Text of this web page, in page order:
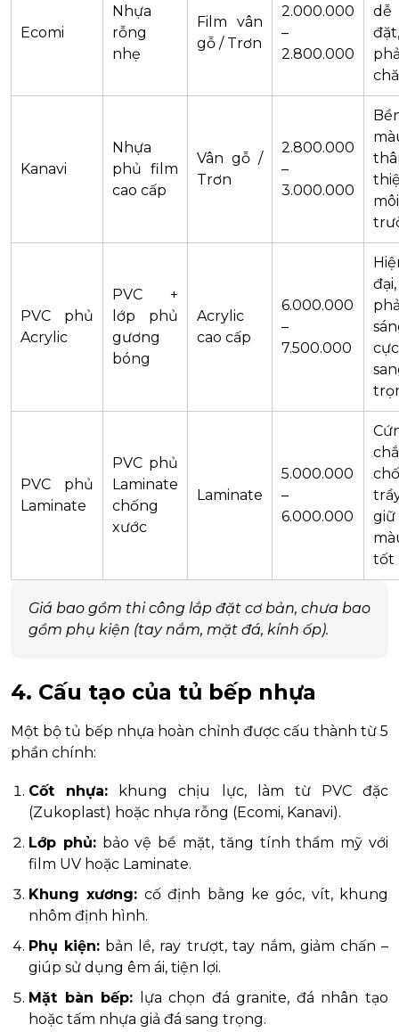
Ecomi
Nhựa
rỗng
nhẹ
Film vân
gỗ / Trơn
2.000.000
–
2.800.000
dễ
Kanavi
Nhựa
phủ film
cao cấp
Vân gỗ /
Trơn
2.800.000
–
3.000.000
môi
PVC phủ
Acrylic
PVC +
lớp phủ
gương
bóng
Acrylic
cao cấp
6.000.000
–
7.500.000
đại,
cực
PVC phủ
Laminate
PVC phủ
Laminate
chống
xước
Laminate
5.000.000
–
6.000.000
giữ
tốt
Giá bao gồm thi công lắp đặt cơ bản, chưa bao
gồm phụ kiện (tay nắm, mặt đá, kính ốp).
4. Cấu tạo của tủ bếp nhựa
Một bộ tủ bếp nhựa hoàn chỉnh được cấu thành từ 5
phần chính:
Cốt nhựa: khung chịu lực, làm từ PVC đặc
(Zukoplast) hoặc nhựa rỗng (Ecomi, Kanavi).
Lớp phủ:bảo vệ bề mặt, tăng tính thẩm mỹ với
film UV hoặc Laminate.
Khung xương: cố định bằng ke góc, vít, khung
nhôm định hình.
Phụ kiện: bản lề, ray trượt, tay nắm, giảm chấn –
giúp sử dụng êm ái, tiện lợi.
Mặt bàn bếp: lựa chọn đá granite, đá nhân tạo
hoặc tấm nhựa giả đá sang trọng.